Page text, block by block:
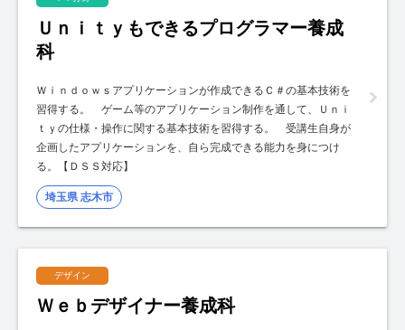
Ｕｎｉｔｙもできるプログラマー養成
科
Ｗｉｎｄｏｗｓアプリケーションが作成できるＣ＃の基本技術を
習得する。 ゲーム等のアプリケーション制作を通して、Ｕｎｉ
ｔｙの仕様・操作に関する基本技術を習得する。 受講生自身が
企画したアプリケーションを、自ら完成できる能力を身につけ
る。【ＤＳＳ対応】
埼玉県 志木市
デザイン
Ｗｅｂデザイナー養成科